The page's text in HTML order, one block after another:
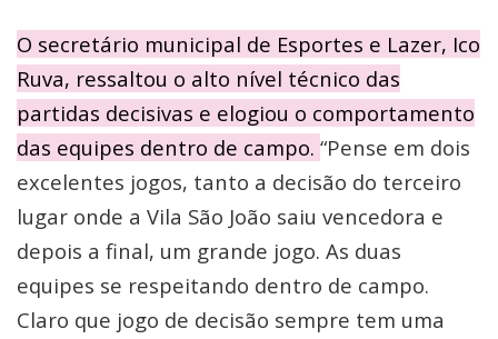
O secretário municipal de Esportes e Lazer, Ico
Ruva, ressaltou o alto nível técnico das
partidas decisivas e elogiou o comportamento
das equipes dentro de campo. “Pense em dois
excelentes jogos, tanto a decisão do terceiro
lugar onde a Vila São João saiu vencedora e
depois a final, um grande jogo. As duas
equipes se respeitando dentro de campo.
Claro que jogo de decisão sempre tem uma